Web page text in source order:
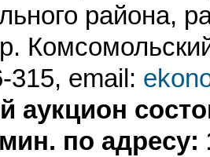
района,
315, email:
аукцион
по адресу: